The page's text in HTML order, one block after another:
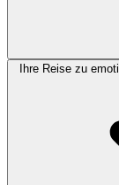
Ihre Reise zu